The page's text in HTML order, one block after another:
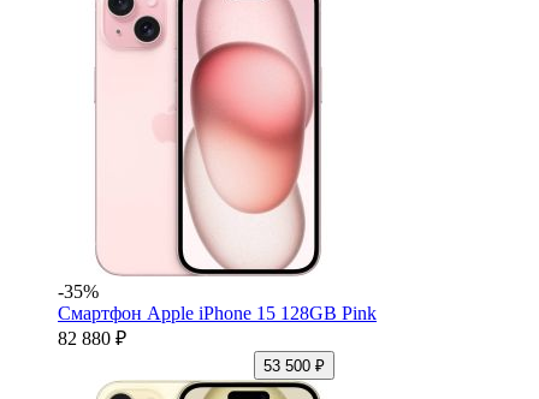
-35%
Смартфон Apple iPhone 15 128GB Pink
82 880 ₽
53 500 ₽